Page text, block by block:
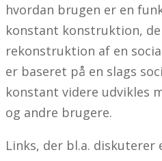
hvordan brugen er en
konstant konstruktion,
rekonstruktion af en
er baseret på en slags
konstant videre udvikles
og andre brugere.
Links, der bl.a. diskuterer